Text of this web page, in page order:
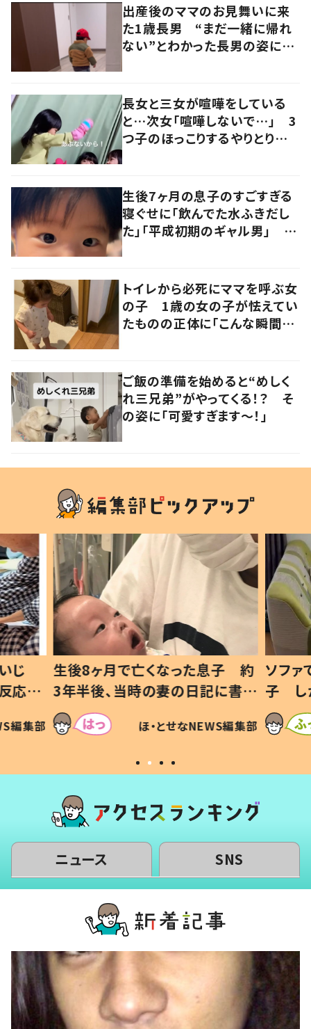
出産後のママのお見舞いに来
た1歳長男 “まだ一緒に帰れ
ない”とわかった長男の姿に
長女と三女が喧嘩をしている
と…次女「喧嘩しないで…」 3
つ子のほっこりするやりとりに
生後7ヶ月の息子のすごすぎる
寝ぐせに「飲んでた水ふきだし
た」「平成初期のギャル男」 実
トイレから必死にママを呼ぶ女
の子 1歳の女の子が怯えてい
たものの正体に「こんな瞬間
ご飯の準備を始めると“めしく
れ三兄弟”がやってくる！？ そ
の姿に「可愛すぎます〜！」
じ
応に
編集部
生後8ヶ月で亡くなった息子 約
3年半後、当時の妻の日記に書い
てあった本音とは
ほ・とせなNEWS編集部
ソファ
子 し
すべ
いから
ニュース SNS